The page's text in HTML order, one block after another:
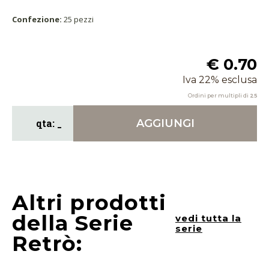
Confezione: 25 pezzi
€ 0.70
Iva 22% esclusa
Ordini per multipli di 25
AGGIUNGI
Altri prodotti
della Serie
Retrò:
vedi tutta la
serie